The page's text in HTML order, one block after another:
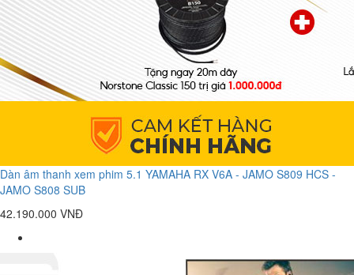
Dàn âm thanh xem phim 5.1 YAMAHA RX V6A - JAMO S809 HCS -
JAMO S808 SUB
42.190.000 VNĐ